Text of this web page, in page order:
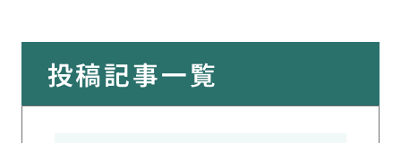
投稿記事一覧